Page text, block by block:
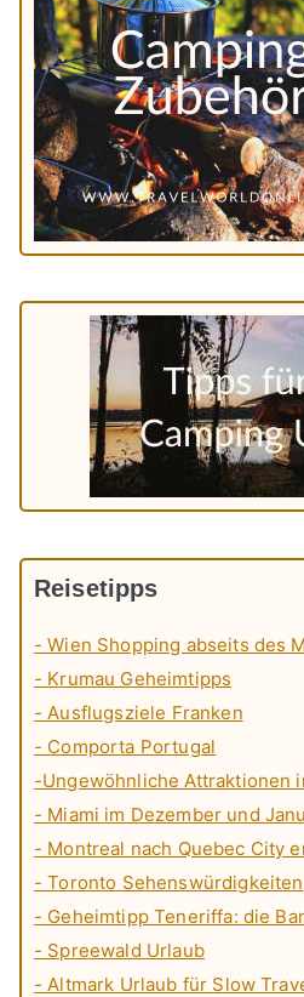
Reisetipps
- Wien Shopping abseits des
- Krumau Geheimtipps
- Ausflugsziele Franken
- Comporta Portugal
-Ungewöhnliche Attraktionen
- Miami im Dezember und
- Montreal nach Quebec City
- Toronto Sehenswürdigkeiten
- Geheimtipp Teneriffa: die
- Spreewald Urlaub
- Altmark Urlaub für Slow